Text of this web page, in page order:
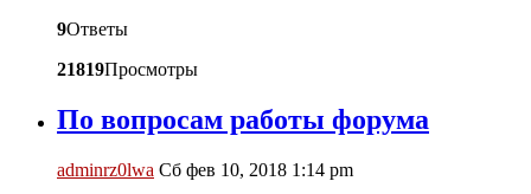
9Ответы
21819Просмотры
По вопросам работы форума
adminrz0lwa Сб фев 10, 2018 1:14 pm